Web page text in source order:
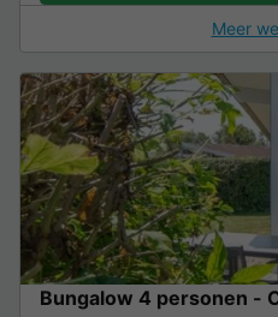
Meer
Bungalow 4 personen -